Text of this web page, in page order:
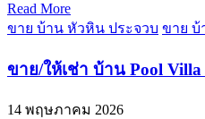
Read More
ขาย บ้าน หัวหิน ประจวบ ขาย บ้
ขาย/ให้เช่า บ้าน Pool
14 พฤษภาคม 2026